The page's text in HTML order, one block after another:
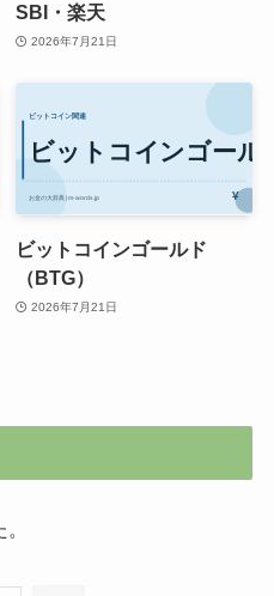
SBI・楽天
2026年7月21日
ビットコインゴールド
（BTG）
2026年7月21日